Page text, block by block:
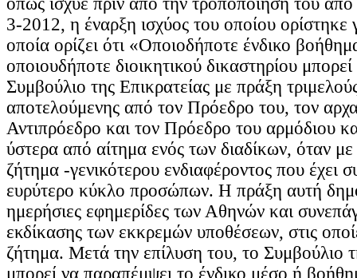
3-2012, η έναρξη ισχύος του οποίου ορίστηκε
οποία ορίζει ότι «Οποιοδήποτε ένδικο
οποιουδήποτε διοικητικού δικαστηρίου
Συμβούλιο της Επικρατείας με πράξη
αποτελούμενης από τον Πρόεδρο του, τον
Αντιπρόεδρο και τον Πρόεδρο του αρμόδιου
ύστερα από αίτημα ενός των διαδίκων, όταν με
ζήτημα -γενικότερου ενδιαφέροντος που έχει
ευρύτερο κύκλο προσώπων. Η πράξη αυτή
ημερήσιες εφημερίδες των Αθηνών και
εκδίκασης των εκκρεμών υποθέσεων, στις
ζήτημα. Μετά την επίλυση του, το Συμβούλιο
μπορεί να παραπέμψει το ένδικο μέσο ή